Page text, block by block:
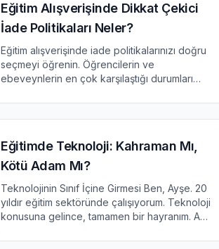
Eğitim Alışverişinde Dikkat Çekici
İade Politikaları Neler?
Eğitim alışverişinde iade politikalarınızı doğru
seçmeyi öğrenin. Öğrencilerin ve
ebeveynlerin en çok karşılaştığı durumları
Eğitimde Teknoloji: Kahraman Mı,
Kötü Adam Mı?
Teknolojinin Sınıf İçine Girmesi Ben, Ayşe. 20
yıldır eğitim sektöründe çalışıyorum. Teknoloji
konusuna gelince, tamamen bir hayranım. Ama
girdiğinde, her şey değişti. 2015&#8217;te